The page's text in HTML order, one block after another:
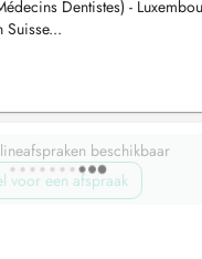
Dentistes) -
beschikbaar
voor een afspraak